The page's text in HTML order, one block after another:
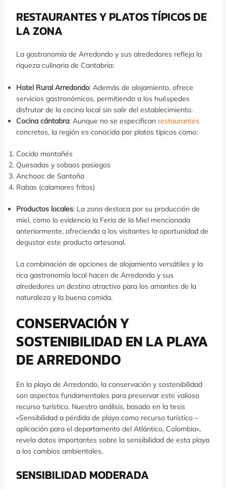
RESTAURANTES Y PLATOS TÍPICOS DE
LA ZONA
La gastronomía de Arredondo y sus alrededores refleja la
riqueza culinaria de Cantabria:
Hotel Rural Arredondo: Además de alojamiento, ofrece
servicios gastronómicos, permitiendo a los huéspedes
disfrutar de la cocina local sin salir del establecimiento.
Cocina cántabra: Aunque no se especifican restaurantes
concretos, la región es conocida por platos típicos como:
Cocido montañés
Quesadas y sobaos pasiegos
Anchoас de Santoña
Rabas (calamares fritos)
Productos locales: La zona destaca por su producción de
miel, como lo evidencia la Feria de la Miel mencionada
anteriormente, ofreciendo a los visitantes la oportunidad de
degustar este producto artesanal.
La combinación de opciones de alojamiento versátiles y la
rica gastronomía local hacen de Arredondo y sus
alrededores un destino atractivo para los amantes de la
naturaleza y la buena comida.
CONSERVACIÓN Y
SOSTENIBILIDAD EN LA PLAYA
DE ARREDONDO
En la playa de Arredondo, la conservación y sostenibilidad
son aspectos fundamentales para preservar este valioso
recurso turístico. Nuestro análisis, basado en la tesis
«Sensibilidad a pérdida de playa como recurso turístico –
aplicación para el departamento del Atlántico, Colombia»,
revela datos importantes sobre la sensibilidad de esta playa
a los cambios ambientales.
SENSIBILIDAD MODERADA